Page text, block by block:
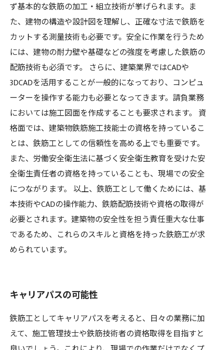
ず基本的な鉄筋の加工・組立技術が挙げられます。ま
た、建物の構造や設計図を理解し、正確な寸法で鉄筋を
カットする測量技術も必要です。安全に作業を行うため
には、建物の耐力壁や基礎などの強度を考慮した鉄筋の
配筋技術も必須です。 さらに、建築業界ではCADや
3DCADを活用することが一般的になっており、コンピュ
ーターを操作する能力も必要となってきます。請負業務
においては施工図面を作成することも要求されます。 資
格面では、建築物鉄筋施工技能士の資格を持っているこ
とは、鉄筋工としての信頼性を高める上でも重要です。
また、労働安全衛生法に基づく安全衛生教育を受けた安
全衛生責任者の資格を持っていることも、現場での安全
につながります。 以上、鉄筋工として働くためには、基
本技術やCADの操作能力、鉄筋配筋技術や資格の取得が
必要とされます。建築物の安全性を担う責任重大な仕事
であるため、これらのスキルと資格を持った鉄筋工が求
められています。
キャリアパスの可能性
鉄筋工としてキャリアパスを考えると、日々の業務に加
えて、施工管理技士や鉄筋技術者の資格取得を目指すと